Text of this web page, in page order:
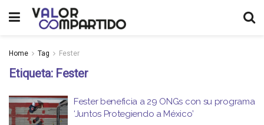
Home Tag Fester
Etiqueta: Fester
Fester beneficia a 29 ONGs con su programa
‘Juntos Protegiendo a México’